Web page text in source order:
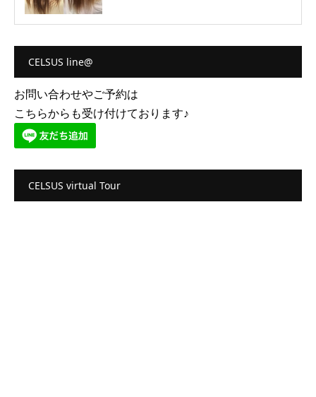
CELSUS line@
お問い合わせやご予約は
こちらからも受け付けております♪
CELSUS virtual Tour